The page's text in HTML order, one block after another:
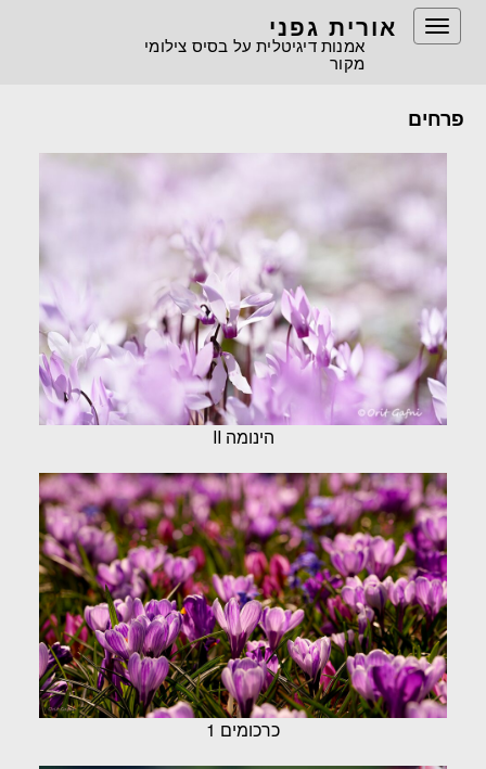
Toggle
navigation
אורית גפני
אמנות דיגיטלית על בסיס צילומי
מקור
פרחים
הינומה II
כרכומים 1